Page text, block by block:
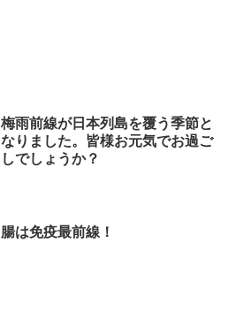
梅雨前線が日本列島を覆う季節と
なりました。皆様お元気でお過ご
しでしょうか？
腸は免疫最前線！